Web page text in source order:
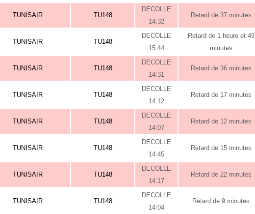
TUNISAIR TU148
DECOLLE
14:32
Retard de 37 minutes
TUNISAIR TU148
DECOLLE
15:44
Retard de 1 heure et 49
minutes
TUNISAIR TU148
DECOLLE
14:31
Retard de 36 minutes
TUNISAIR TU148
DECOLLE
14:12
Retard de 17 minutes
TUNISAIR TU148
DECOLLE
14:07
Retard de 12 minutes
TUNISAIR TU148
DECOLLE
14:45
Retard de 15 minutes
TUNISAIR TU148
DECOLLE
14:17
Retard de 22 minutes
TUNISAIR TU148
DECOLLE
14:04
Retard de 9 minutes